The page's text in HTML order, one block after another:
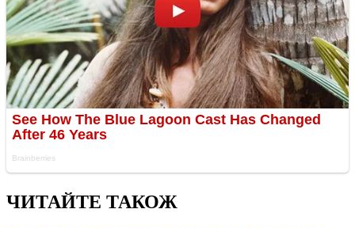
ЧИТАЙТЕ ТАКОЖ